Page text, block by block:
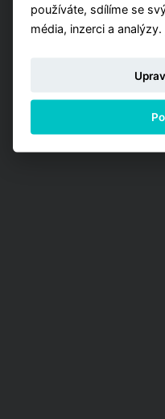
PŘEJÍT NA ANALÝZY
používáte, sdílíme se
média, inzerci a analýzy.